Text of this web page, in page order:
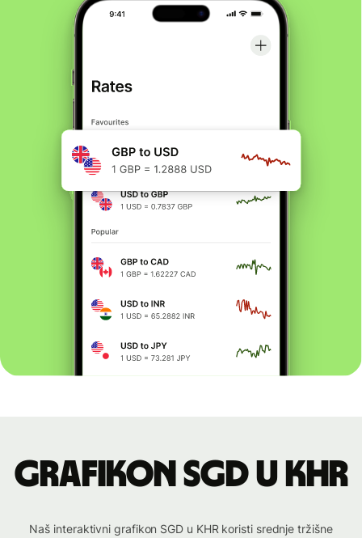
Grafikon SGD u KHR
Naš interaktivni grafikon SGD u KHR koristi srednje tržišne